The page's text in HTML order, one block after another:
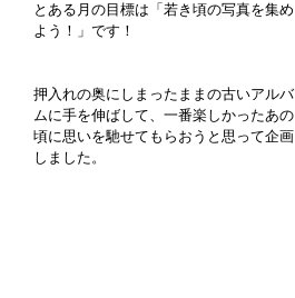
とある月の目標は「若き頃の写真を集め
よう！」です！
押入れの奥にしまったままの古いアルバ
ムに手を伸ばして、一番楽しかったあの
頃に思いを馳せてもらおうと思って企画
しました。